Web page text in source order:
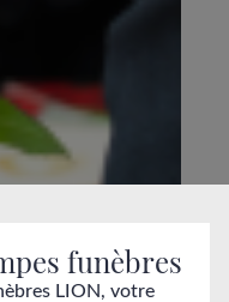
funèbres
LION, votre